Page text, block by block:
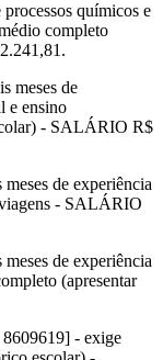
químicos e
completo
meses de
e ensino
- SALÁRIO R$
de experiência
- SALÁRIO
de experiência
(apresentar
8609619] - exige